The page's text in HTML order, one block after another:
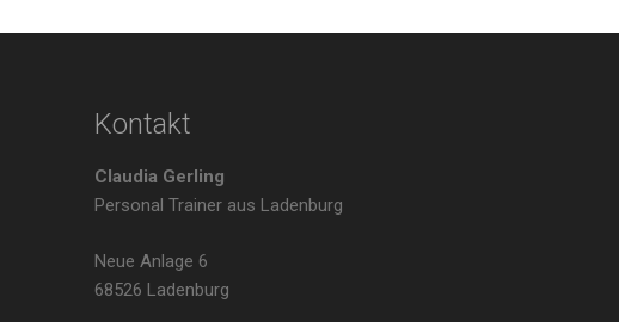
Kontakt
Claudia Gerling
Personal Trainer aus Ladenburg
Neue Anlage 6
68526 Ladenburg